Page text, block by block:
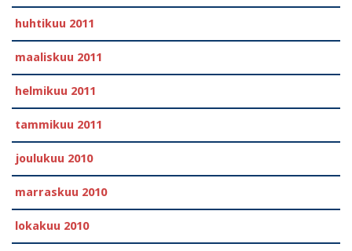
huhtikuu 2011
maaliskuu 2011
helmikuu 2011
tammikuu 2011
joulukuu 2010
marraskuu 2010
lokakuu 2010